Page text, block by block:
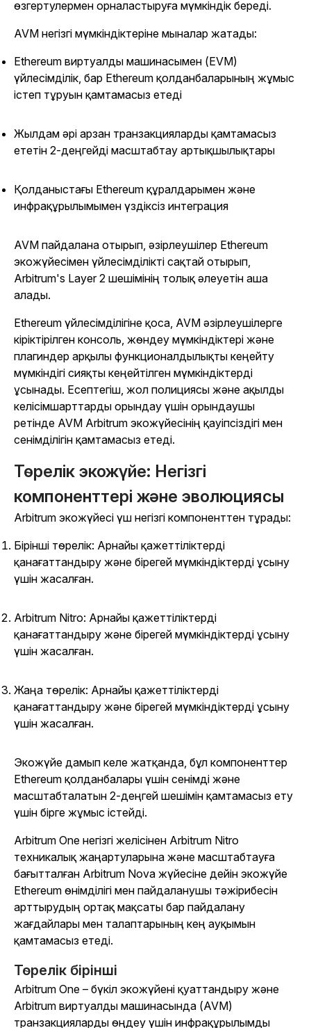
өзгертулермен орналастыруға мүмкіндік береді.
AVM негізгі мүмкіндіктеріне мыналар жатады:
Ethereum виртуалды машинасымен (EVM)
үйлесімділік, бар Ethereum қолданбаларының жұмыс
істеп тұруын қамтамасыз етеді
Жылдам әрі арзан транзакцияларды қамтамасыз
ететін 2-деңгейді масштабтау артықшылықтары
Қолданыстағы Ethereum құралдарымен және
инфрақұрылымымен үздіксіз интеграция
AVM пайдалана отырып, әзірлеушілер Ethereum
экожүйесімен үйлесімділікті сақтай отырып,
Arbitrum's Layer 2 шешімінің толық әлеуетін аша
алады.
Ethereum үйлесімділігіне қоса, AVM әзірлеушілерге
кіріктірілген консоль, жөндеу мүмкіндіктері және
плагиндер арқылы функционалдылықты кеңейту
мүмкіндігі сияқты кеңейтілген мүмкіндіктерді
ұсынады. Есептегіш, жол полициясы және ақылды
келісімшарттарды орындау үшін орындаушы
ретінде AVM Arbitrum экожүйесінің қауіпсіздігі мен
сенімділігін қамтамасыз етеді.
Төрелік экожүйе: Негізгі
компоненттері және эволюциясы
Arbitrum экожүйесі үш негізгі компоненттен тұрады:
Бірінші төрелік: Арнайы қажеттіліктерді
қанағаттандыру және бірегей мүмкіндіктерді ұсыну
үшін жасалған.
Arbitrum Nitro: Арнайы қажеттіліктерді
қанағаттандыру және бірегей мүмкіндіктерді ұсыну
үшін жасалған.
Жаңа төрелік: Арнайы қажеттіліктерді
қанағаттандыру және бірегей мүмкіндіктерді ұсыну
үшін жасалған.
Экожүйе дамып келе жатқанда, бұл компоненттер
Ethereum қолданбалары үшін сенімді және
масштабталатын 2-деңгей шешімін қамтамасыз ету
үшін бірге жұмыс істейді.
Arbitrum One негізгі желісінен Arbitrum Nitro
техникалық жаңартуларына және масштабтауға
бағытталған Arbitrum Nova жүйесіне дейін экожүйе
Ethereum өнімділігі мен пайдаланушы тәжірибесін
арттырудың ортақ мақсаты бар пайдалану
жағдайлары мен талаптарының кең ауқымын
қамтамасыз етеді.
Төрелік бірінші
Arbitrum One – бүкіл экожүйені қуаттандыру және
Arbitrum виртуалды машинасында (AVM)
транзакцияларды өңдеу үшін инфрақұрылымды